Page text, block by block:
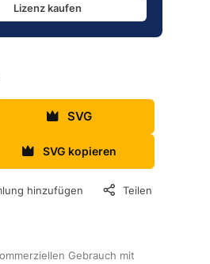
Lizenz kaufen
SVG
SVG kopieren
hinzufügen Teilen
Gebrauch mit